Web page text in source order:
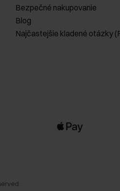
Bezpečné nakupovanie
Blog
Najčastejšie kladené otázky